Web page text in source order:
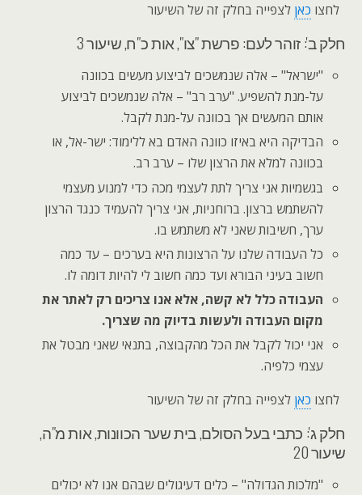
לחצו כאן לצפייה בחלק זה של השיעור
חלק ב': זוהר לעם: פרשת "צו", אות כ"ח, שיעור 3
"ישראל" – אלה שנמשכים לביצוע מעשים בכוונה
על-מנת להשפיע. "ערב רב" – אלה שנמשכים לביצוע
אותם המעשים אך בכוונה על-מנת לקבל.
הבדיקה היא באיזו כוונה האדם בא ללימוד: ישר-אל, או
בכוונה למלא את הרצון שלו – ערב רב.
בגשמיות אני צריך לתת לעצמי מכה כדי למנוע מעצמי
להשתמש ברצון. ברוחניות, אני צריך להעמיד כנגד הרצון
ערך, חשיבות שאני לא משתמש בו.
כל העבודה שלנו על הרצונות היא בערכים – עד כמה
חשוב בעיני הבורא ועד כמה חשוב לי להיות דומה לו.
העבודה כלל לא קשה, אלא אנו צריכים רק לאתר את
מקום העבודה ולעשות בדיוק מה שצריך.
אני יכול לקבל את הכל מהקבוצה, בתנאי שאני מבטל את
עצמי כלפיה.
לחצו כאן לצפייה בחלק זה של השיעור
חלק ג': כתבי בעל הסולם, בית שער הכוונות, אות מ"ה,
שיעור 20
"מלכות הגדולה" – כלים דעיגולים שבהם אנו לא יכולים